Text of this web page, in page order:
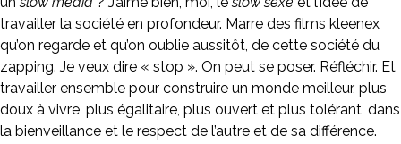
travailler la société en profondeur. Marre des films kleenex
qu’on regarde et qu’on oublie aussitôt, de cette société du
zapping. Je veux dire « stop ». On peut se poser. Réfléchir. Et
travailler ensemble pour construire un monde meilleur, plus
doux à vivre, plus égalitaire, plus ouvert et plus tolérant, dans
la bienveillance et le respect de l’autre et de sa différence.